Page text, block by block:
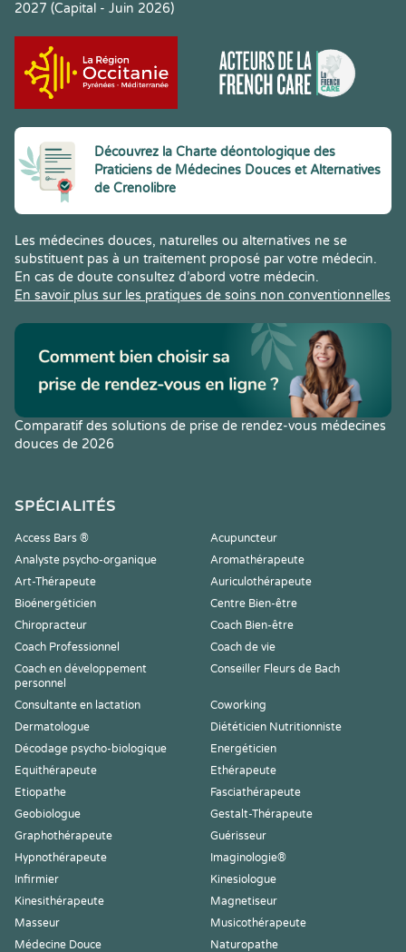
2027 (Capital - Juin 2026)
Découvrez la Charte déontologique des
Praticiens de Médecines Douces et Alternatives
de Crenolibre
Les médecines douces, naturelles ou alternatives ne se
substituent pas à un traitement proposé par votre médecin.
En cas de doute consultez d’abord votre médecin.
En savoir plus sur les pratiques de soins non conventionnelles
Comparatif des solutions de prise de rendez-vous médecines
douces de 2026
SPÉCIALITÉS
Access Bars ®
Acupuncteur
Analyste psycho-organique
Aromathérapeute
Art-Thérapeute
Auriculothérapeute
Bioénergéticien
Centre Bien-être
Chiropracteur
Coach Bien-être
Coach Professionnel
Coach de vie
Coach en développement
personnel
Conseiller Fleurs de Bach
Consultante en lactation
Coworking
Dermatologue
Diététicien Nutritionniste
Décodage psycho-biologique
Energéticien
Equithérapeute
Ethérapeute
Etiopathe
Fasciathérapeute
Geobiologue
Gestalt-Thérapeute
Graphothérapeute
Guérisseur
Hypnothérapeute
Imaginologie®
Infirmier
Kinesiologue
Kinesithérapeute
Magnetiseur
Masseur
Musicothérapeute
Médecine Douce
Naturopathe